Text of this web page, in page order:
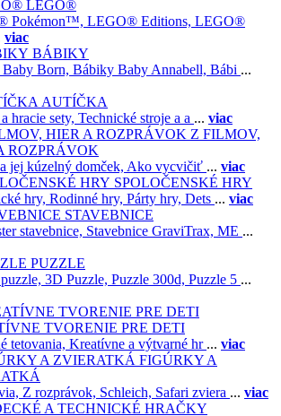
LEGO®
Pokémon™, LEGO® Editions, LEGO®
viac
BÁBIKY
Born, Bábiky Baby Annabell, Bábi ...
AUTÍČKA
hracie sety, Technické stroje a a ... viac
Z FILMOV,
ROZPRÁVOK
jej kúzelný domček, Ako vycvičiť ... viac
SPOLOČENSKÉ HRY
hry, Rodinné hry, Párty hry, Dets ... viac
STAVEBNICE
stavebnice, Stavebnice GraviTrax, ME ...
PUZZLE
3D Puzzle, Puzzle 300d, Puzzle 5 ...
TVORENIE PRE DETI
tetovania, Kreatívne a výtvarné hr ... viac
FIGÚRKY A
Z rozprávok, Schleich, Safari zviera ... viac